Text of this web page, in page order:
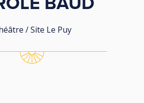
/ Site Le Puy